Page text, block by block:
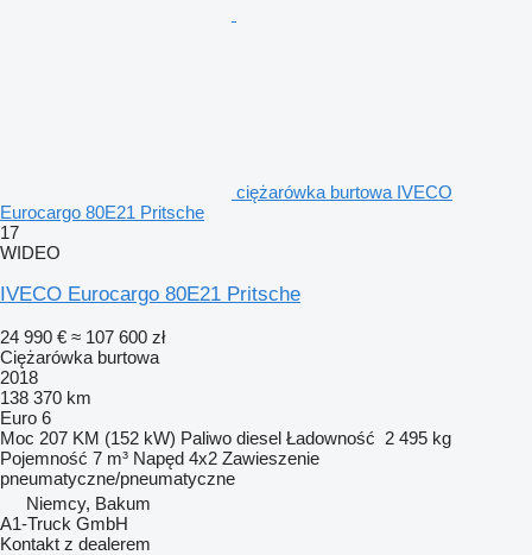
ciężarówka burtowa IVECO
Eurocargo 80E21 Pritsche
17
WIDEO
IVECO Eurocargo 80E21 Pritsche
24 990 € ≈ 107 600 zł
Ciężarówka burtowa
2018
138 370 km
Euro 6
Moc 207 KM (152 kW) Paliwo diesel Ładowność 2 495 kg
Pojemność 7 m³ Napęd 4x2 Zawieszenie
pneumatyczne/pneumatyczne
Niemcy, Bakum
A1-Truck GmbH
Kontakt z dealerem